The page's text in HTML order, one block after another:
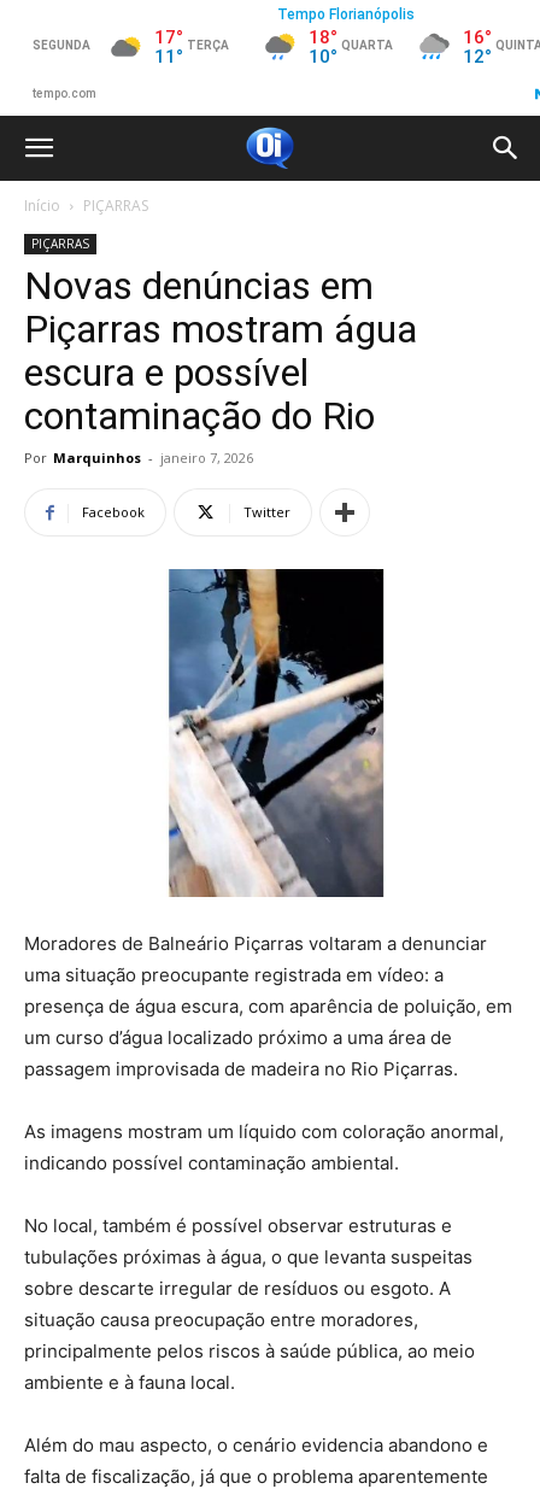
Início PIÇARRAS
PIÇARRAS
Novas denúncias em
Piçarras mostram água
escura e possível
contaminação do Rio
Por Marquinhos - janeiro 7, 2026
Facebook Twitter
Moradores de Balneário Piçarras voltaram a denunciar
uma situação preocupante registrada em vídeo: a
presença de água escura, com aparência de poluição, em
um curso d’água localizado próximo a uma área de
passagem improvisada de madeira no Rio Piçarras.
As imagens mostram um líquido com coloração anormal,
indicando possível contaminação ambiental.
No local, também é possível observar estruturas e
tubulações próximas à água, o que levanta suspeitas
sobre descarte irregular de resíduos ou esgoto. A
situação causa preocupação entre moradores,
principalmente pelos riscos à saúde pública, ao meio
ambiente e à fauna local.
Além do mau aspecto, o cenário evidencia abandono e
falta de fiscalização, já que o problema aparentemente